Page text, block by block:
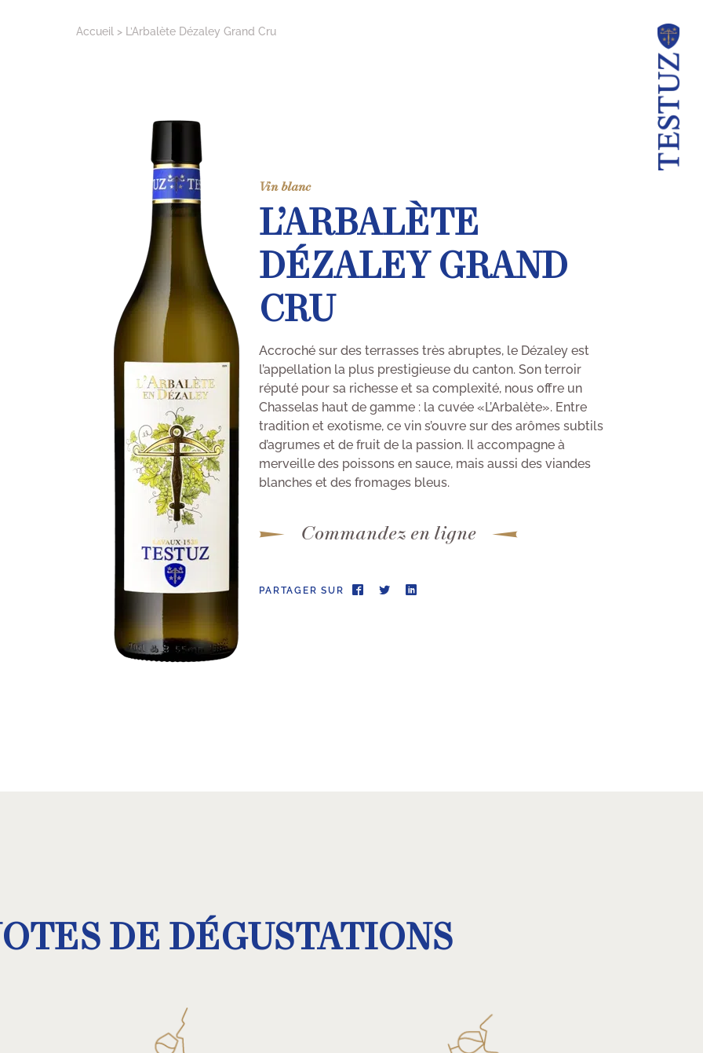
Accueil L’Arbalète Dézaley Grand Cru
Vin blanc
L’ARBALÈTE
DÉZALEY GRAND
CRU
Accroché sur des terrasses très abruptes, le Dézaley est
l’appellation la plus prestigieuse du canton. Son terroir
réputé pour sa richesse et sa complexité, nous offre un
Chasselas haut de gamme : la cuvée «L’Arbalète». Entre
tradition et exotisme, ce vin s’ouvre sur des arômes subtils
d’agrumes et de fruit de la passion. Il accompagne à
merveille des poissons en sauce, mais aussi des viandes
blanches et des fromages bleus.
Commandez en ligne
PARTAGER SUR
DE DÉGUSTATIONS